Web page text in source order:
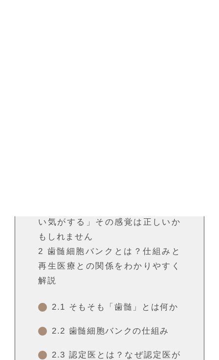
い気がする」その感覚は正しいか
もしれません
2 歯髄細胞バンクとは？仕組みと
再生医療との関係をわかりやすく
解説
2.1 そもそも「歯髄」とは何か
2.2 歯髄細胞バンクの仕組み
2.3 認定医とは？なぜ認定医が